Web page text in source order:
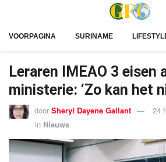
VOORPAGINA SURINAME
Leraren IMEAO 3 eisen
ministerie: ‘Zo kan het
door Sheryl Dayene Gallant
24
in Nieuws